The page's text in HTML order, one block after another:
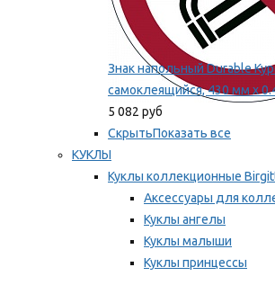
Знак напольный Durable
самоклеящийся, 430 мм х
5 082 руб
СкрытьПоказать все
КУКЛЫ
Куклы коллекционные
Аксессуары для
Куклы ангелы
Куклы малыши
Куклы принцессы